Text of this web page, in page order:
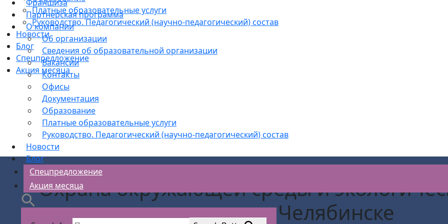
Платные образовательные услуги
Руководство. Педагогический (научно-педагогический) состав
Новости
Блог
Спецпредложение
Акция месяца
Франшиза
Партнерская программа
О компании
Об организации
Сведения об образовательной организации
Вакансии
Контакты
Офисы
Документация
Образование
Платные образовательные услуги
Руководство. Педагогический (научно-педагогический) состав
Новости
Блог
Спецпредложение
Акция месяца
Охрана окружающей среды и
Челябинске